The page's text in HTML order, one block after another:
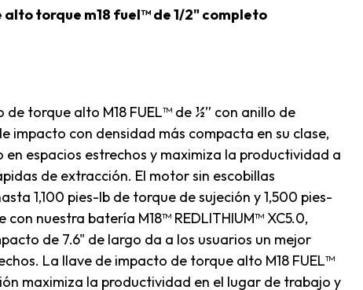
alto torque m18 fuel™ de 1/2" completo
de torque alto M18 FUEL™ de ½” con anillo de
impacto con densidad más compacta en su clase,
en espacios estrechos y maximiza la productividad a
de extracción. El motor sin escobillas
1,100 pies-lb de torque de sujeción y 1,500 pies-
nuestra batería M18™ REDLITHIUM™ XC5.0,
de 7.6" de largo da a los usuarios un mejor
La llave de impacto de torque alto M18 FUEL™
maximiza la productividad en el lugar de trabajo y